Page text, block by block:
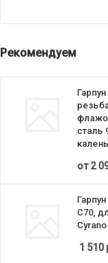
Рекомендуем
сталь
от2
С70,
1 510